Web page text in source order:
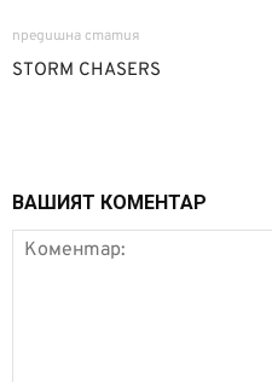
предишна статия
STORM CHASERS
ВАШИЯТ КОМЕНТАР